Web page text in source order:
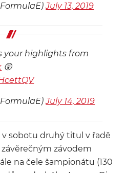
July 13, 2019
your highlights from
😲
July 14, 2019
v sobotu druhý titul v řadě
závodem
na čele šampionátu (130